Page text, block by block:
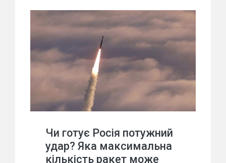
Чи готує Росія потужний
удар? Яка максимальна
кількість ракет може